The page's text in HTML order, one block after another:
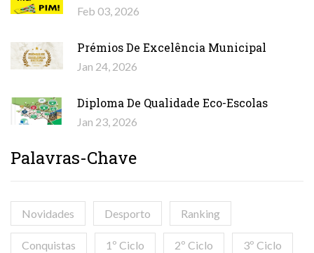
Feb 03, 2026
Prémios De Excelência Municipal
Jan 24, 2026
Diploma De Qualidade Eco-Escolas
Jan 23, 2026
Palavras-Chave
Novidades Desporto Ranking
Conquistas 1º Ciclo 2º Ciclo 3º Ciclo